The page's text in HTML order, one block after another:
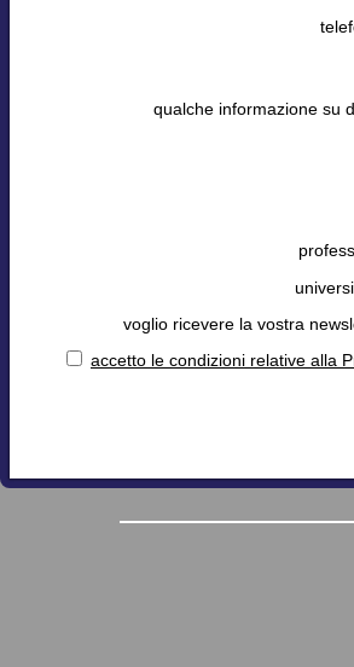
qualche informazione su
voglio ricevere la vostra
accetto le condizioni relative alla